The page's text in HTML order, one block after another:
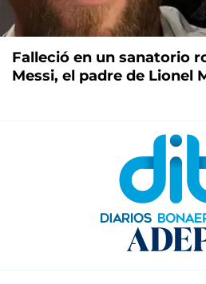
Falleció en un sanatorio
Messi, el padre de Lionel